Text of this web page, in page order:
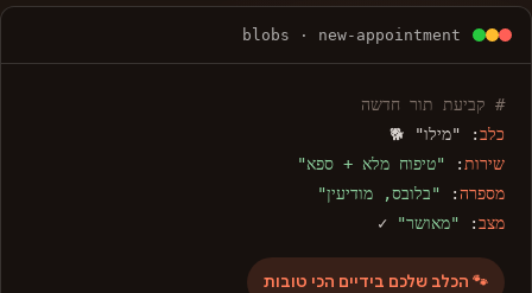
blobs · new-appointment
# קביעת תור חדשה
כלב: "מילו" 🐕
שירות : "טיפוח מלא + ספא"
מספרה: "בלובס, מודיעין"
מצב: "מאושר" ✓
🐾 הכלב שלכם בידיים הכי טובות